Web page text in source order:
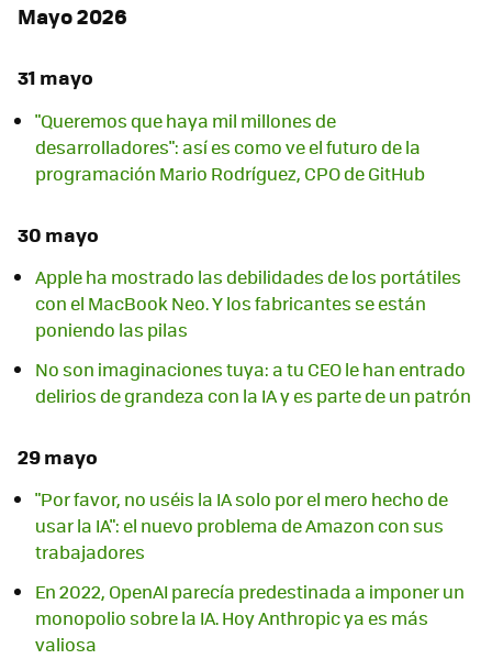
Mayo 2026
31 mayo
"Queremos que haya mil millones de
desarrolladores": así es como ve el futuro de la
programación Mario Rodríguez, CPO de GitHub
30 mayo
Apple ha mostrado las debilidades de los portátiles
con el MacBook Neo. Y los fabricantes se están
poniendo las pilas
No son imaginaciones tuya: a tu CEO le han entrado
delirios de grandeza con la IA y es parte de un patrón
29 mayo
"Por favor, no uséis la IA solo por el mero hecho de
usar la IA": el nuevo problema de Amazon con sus
trabajadores
En 2022, OpenAI parecía predestinada a imponer un
monopolio sobre la IA. Hoy Anthropic ya es más
valiosa